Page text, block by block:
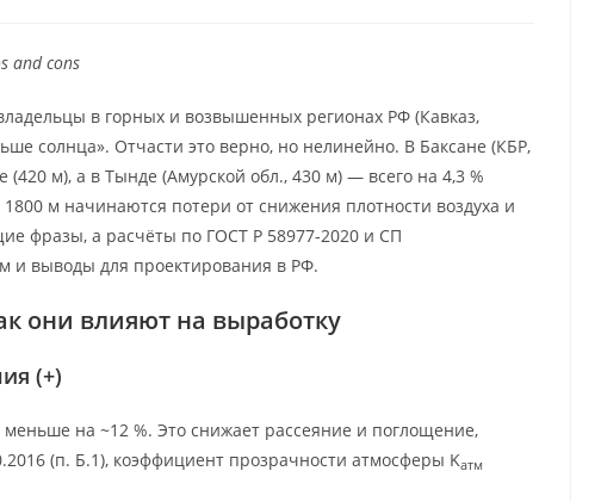
and cons
в горных и возвышенных регионах РФ (Кавказ,
солнца». Отчасти это верно, но нелинейно. В Баксане (КБР,
м), а в Тынде (Амурской обл., 430 м) — всего на 4,3 %
м начинаются потери от снижения плотности воздуха и
фразы, а расчёты по ГОСТ Р 58977-2020 и СП
и выводы для проектирования в РФ.
они влияют на выработку
(+)
на ~12 %. Это снижает рассеяние и поглощение,
(п. Б.1), коэффициент прозрачности атмосферы Kатм